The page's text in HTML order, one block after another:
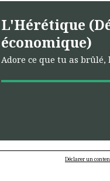
L'Hérétique
économique)
Adore ce que tu as brûlé,
Déclarer un